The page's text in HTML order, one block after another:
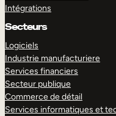
Intégrations
Secteurs
Logiciels
Industrie manufacturiere
Services financiers
Secteur publique
Commerce de détail
Services informatiques et